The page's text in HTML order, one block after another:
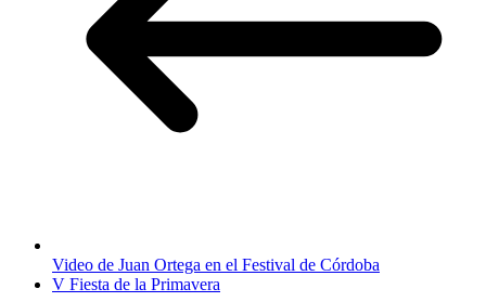
Video de Juan Ortega en el Festival de Córdoba
V Fiesta de la Primavera